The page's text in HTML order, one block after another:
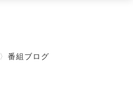
〉番組ブログ